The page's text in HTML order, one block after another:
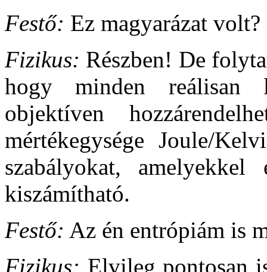
Festő: Ez magyarázat volt?
Fizikus: Részben! De
hogy minden reálisan
objektíven
mértékegysége Joule/
szabályokat,
kiszámítható.
Festő: Az én entrópiám is
Fizikus: Elvileg pontosan